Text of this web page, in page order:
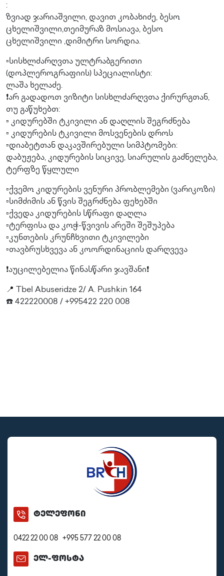
:
ზვიად ჯარიაშვილი, დავით კობახიძე, ბესო
ცხელიშვილი,თეიმურაზ მოსიავა, ბესო
ცხელიშვილი ,დიმიტრი სორდია.
▫️სისხლძარღვთა ულტრაბგერითი
(დოპლეროგრაფიის) სპეციალისტი:
ლაშა ხელაძე.
❗️არ გადადოთ ვიზიტი სისხლძარღვთა ქირურგთან,
თუ გაწუხებთ:
▫️ კიდურებში ტკივილი ან დაღლის შეგრძნება
▫️ კიდურების ტკივილი მოსვენების დროს
▫️დიაბეტთან დაკავშირებული სიმპტომები:
დაბუჟება, კიდურების სიცივე, სიარულის გაძნელება,
ტერფზე წყლული
▫️ქვემო კიდურების ვენური პრობლემები (ვარიკოზი)
▫️სიმძიმის ან წვის შეგრძნება ფეხებში
▫️ქვედა კიდურების სწრაფი დაღლა
▫️ტერფისა და კოჭ-წვივის არეში შეშუპება
▫️კუნთების კრუნჩხვითი ტკივილები
▫️თავბრუსხვევა ან კოორდინაციის დარღვევა
❗️აუცილებელია წინასწარი ჯავშანი❗️
📍 Tbel Abuseridze 2/ A. Pushkin 164
☎️ 422220008 / +995422 220 008
ტელეფონი
0422 22 00 08 +995 577 22 00 08
ელ-ფოსტა